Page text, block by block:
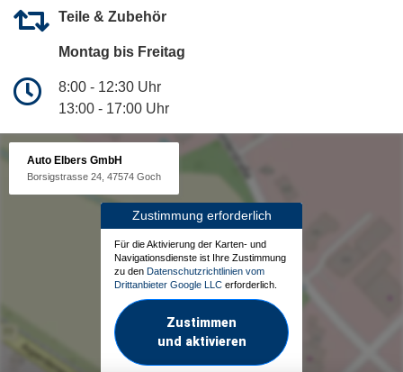
Teile & Zubehör
Montag bis Freitag
8:00 - 12:30 Uhr
13:00 - 17:00 Uhr
Auto Elbers GmbH
Borsigstrasse 24, 47574 Goch
Zustimmung erforderlich
Für die Aktivierung der Karten- und
Navigationsdienste ist Ihre Zustimmung
zu den Datenschutzrichtlinien vom
Drittanbieter Google LLC erforderlich.
Zustimmen
und aktivieren